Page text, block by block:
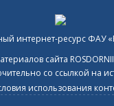
интернет-ресурс ФАУ
сайта
со ссылкой на
использования